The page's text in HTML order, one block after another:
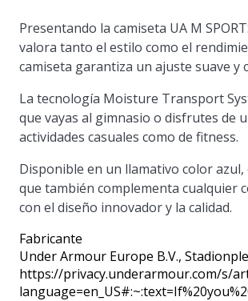
Presentando la camiseta UA M
valora tanto el estilo como el
camiseta garantiza un ajuste suave y
La tecnología Moisture Transport
que vayas al gimnasio o disfrutes de
actividades casuales como de fitness.
Disponible en un llamativo color
que también complementa cualquier
con el diseño innovador y la calidad.
Fabricante
Under Armour Europe B.V.,
https://privacy.underarmour.com/s/